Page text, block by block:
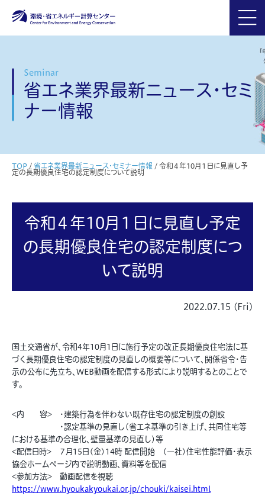
Seminar
省エネ業界最新ニュース・セミ
ナー情報
TOP / 省エネ業界最新ニュース・セミナー情報 / 令和４年10月１日に見直し予
定の長期優良住宅の認定制度について説明
令和４年10月１日に見直し予定
の長期優良住宅の認定制度につ
いて説明
2022.07.15 (Fri)
国土交通省が、令和4年10月1日に施行予定の改正長期優良住宅法に基
づく長期優良住宅の認定制度の見直しの概要等について、関係省令・告
示の公布に先立ち、WEB動画を配信する形式により説明するとのことで
す。
<内 容>
・建築行為を伴わない既存住宅の認定制度の創設
・認定基準の見直し(省エネ基準の引き上げ、共同住宅等
における基準の合理化、壁量基準の見直し)等
<配信日時> ７月15日(金)14時 配信開始 (一社)住宅性能評価・表示
協会ホームページ内で説明動画、資料等を配信
<参加方法> 動画配信を視聴
https://www.hyoukakyoukai.or.jp/chouki/kaisei.html